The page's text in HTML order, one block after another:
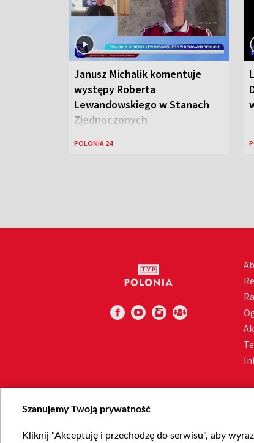
Janusz Michalik komentuje
występy Roberta
Lewandowskiego w Stanach
Zjednoczonych
POLONIA 24
Szanujemy Twoją prywatność
Kliknij "Akceptuję i przechodzę do serwisu", aby